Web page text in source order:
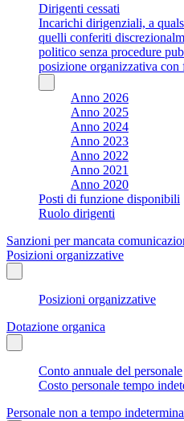
Dirigenti cessati
Incarichi dirigenziali, a
quelli conferiti
politico senza procedure
posizione organizzativa
Anno 2026
Anno 2025
Anno 2024
Anno 2023
Anno 2022
Anno 2021
Anno 2020
Posti di funzione disponibili
Ruolo dirigenti
Sanzioni per mancata
Posizioni organizzative
Posizioni organizzative
Dotazione organica
Conto annuale del personale
Costo personale tempo
Personale non a tempo